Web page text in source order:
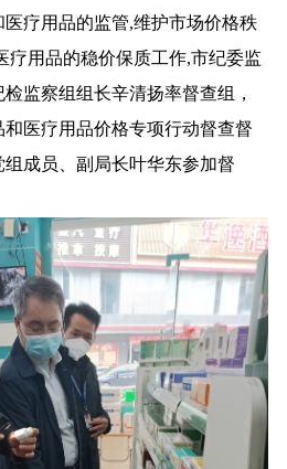
疗用品的监管,维护市场价格秩
疗用品的稳价保质工作,市纪委监
监察组组长辛清扬率督查组，
医疗用品价格专项行动督查督
成员、副局长叶华东参加督